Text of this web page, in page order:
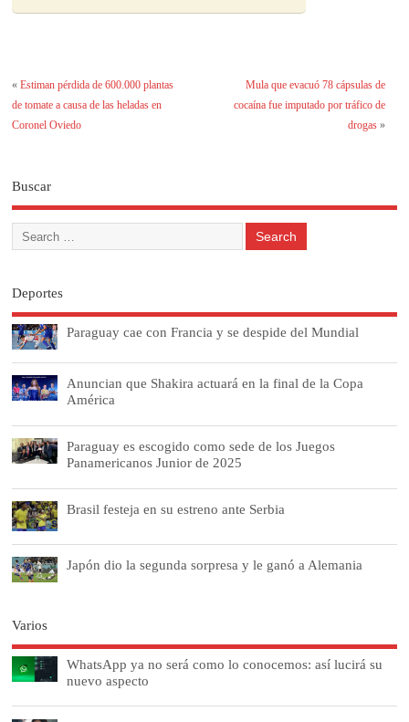
«Estiman pérdida de 600.000 plantas
de tomate a causa de las heladas en
Coronel Oviedo
Mula que evacuó 78 cápsulas de
cocaína fue imputado por tráfico de
drogas»
Buscar
Deportes
Paraguay cae con Francia y se despide del Mundial
Anuncian que Shakira actuará en la final de la Copa
América
Paraguay es escogido como sede de los Juegos
Panamericanos Junior de 2025
Brasil festeja en su estreno ante Serbia
Japón dio la segunda sorpresa y le ganó a Alemania
Varios
WhatsApp ya no será como lo conocemos: así lucirá su
nuevo aspecto